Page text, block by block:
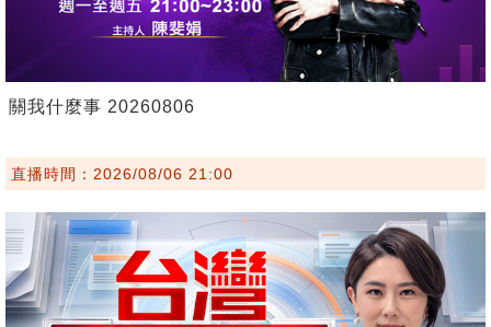
關我什麼事 20260806
直播時間：2026/08/06 21:00